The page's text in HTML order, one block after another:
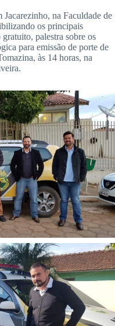
Jacarezinho, na Faculdade de
os principais
palestra sobre os
para emissão de porte de
às 14 horas, na